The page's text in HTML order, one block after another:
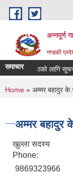
Skip to main content
अन्नपूर्ण
गण्डकी
समाचार
शिक्षक सरुवाको लागि सूचना
You are
Home » अम्मर बहादुर
अम्मर बहादुर
खुल्ला सदस्य
Phone:
9869323966